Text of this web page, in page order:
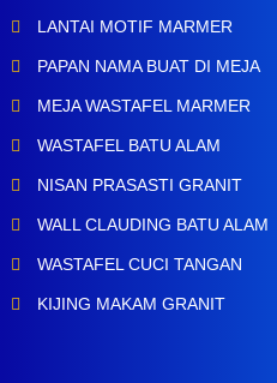
LANTAI MOTIF MARMER
PAPAN NAMA BUAT DI MEJA
MEJA WASTAFEL MARMER
WASTAFEL BATU ALAM
NISAN PRASASTI GRANIT
WALL CLAUDING BATU ALAM
WASTAFEL CUCI TANGAN
KIJING MAKAM GRANIT